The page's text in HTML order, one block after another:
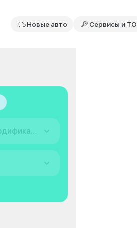
Новые авто Сервисы и ТО
Модификация